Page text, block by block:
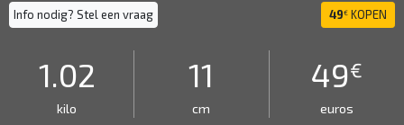
Info nodig? Stel een vraag 49€ KOPEN
1.02
kilo
11
cm
49€
euros